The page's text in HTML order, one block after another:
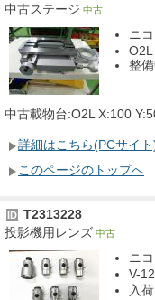
中古ステージ 中古
ニ
O2L
整
中古載物台:O2L X:100
詳細はこちら(PCサイト
このページのトップへ
ID T2313228
投影機用レンズ 中古
ニ
V-
入